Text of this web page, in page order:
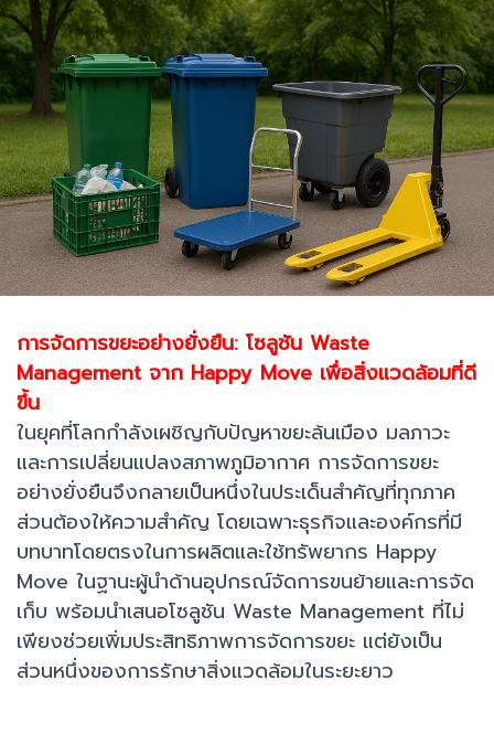
การจัดการขยะอย่างยั่งยืน: โซลูชัน Waste
Management จาก Happy Move เพื่อสิ่งแวดล้อมที่ดี
ขึ้น
ในยุคที่โลกกำลังเผชิญกับปัญหาขยะล้นเมือง มลภาวะ
และการเปลี่ยนแปลงสภาพภูมิอากาศ การจัดการขยะ
อย่างยั่งยืนจึงกลายเป็นหนึ่งในประเด็นสำคัญที่ทุกภาค
ส่วนต้องให้ความสำคัญ โดยเฉพาะธุรกิจและองค์กรที่มี
บทบาทโดยตรงในการผลิตและใช้ทรัพยากร Happy
Move ในฐานะผู้นำด้านอุปกรณ์จัดการขนย้ายและการจัด
เก็บ พร้อมนำเสนอโซลูชัน Waste Management ที่ไม่
เพียงช่วยเพิ่มประสิทธิภาพการจัดการขยะ แต่ยังเป็น
ส่วนหนึ่งของการรักษาสิ่งแวดล้อมในระยะยาว